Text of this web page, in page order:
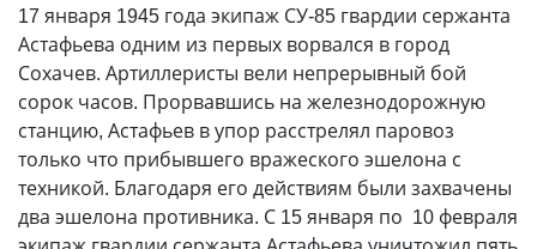
17 января 1945 года экипаж СУ-85 гвардии сержанта
Астафьева одним из первых ворвался в город
Сохачев. Артиллеристы вели непрерывный бой
сорок часов. Прорвавшись на железнодорожную
станцию, Астафьев в упор расстрелял паровоз
только что прибывшего вражеского эшелона с
техникой. Благодаря его действиям были захвачены
два эшелона противника. С 15 января по 10 февраля